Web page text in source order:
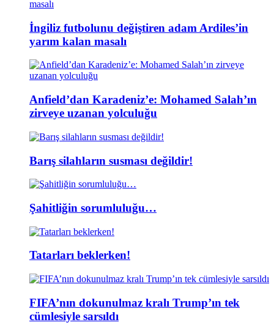
İngiliz futbolunu değiştiren adam Ardiles’in
yarım kalan masalı
Anfield’dan Karadeniz’e: Mohamed Salah’ın
zirveye uzanan yolculuğu
Barış silahların susması değildir!
Şahitliğin sorumluluğu…
Tatarları beklerken!
FIFA’nın dokunulmaz kralı Trump’ın tek
cümlesiyle sarsıldı